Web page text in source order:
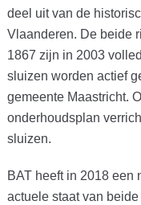
deel uit van de
Vlaanderen. De beide
1867 zijn in 2003
sluizen worden actief
gemeente Maastricht.
onderhoudsplan
sluizen.
BAT heeft in 2018
actuele staat van